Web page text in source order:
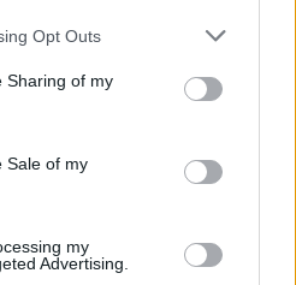
Opt Outs
Sharing of my
Sale of my
my
Advertising.
Ajax-talent Abdellah
volgende ronde na
bijzondere gevoelens naar